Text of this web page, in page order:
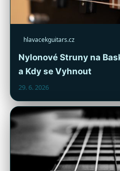
hlavacekguitars.cz
Nylonové Struny na
a Kdy se Vyhnout
29. 6. 2026